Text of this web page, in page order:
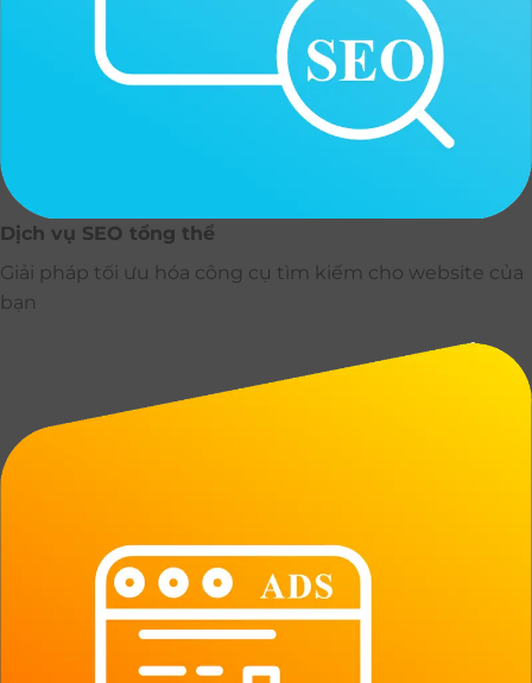
Dịch vụ SEO tổng thể
Giải pháp tối ưu hóa công cụ tìm kiếm cho website của
bạn